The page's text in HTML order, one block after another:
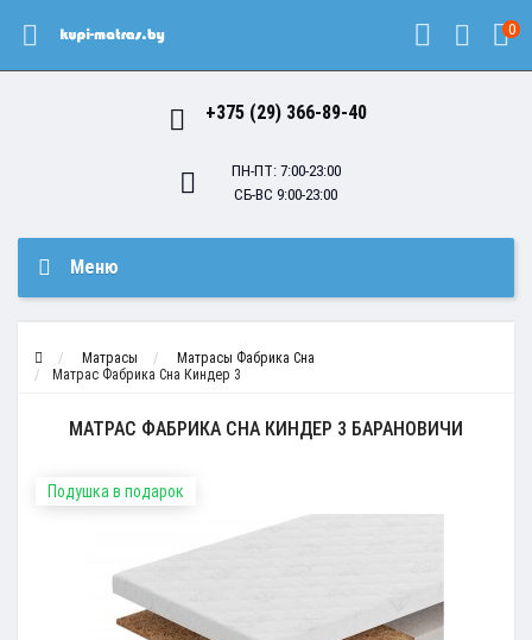
0
+375 (29) 366-89-40
ПН-ПТ: 7:00-23:00
СБ-ВС 9:00-23:00
Меню
Матрасы
Матрасы Фабрика Сна
Матрас Фабрика Сна Киндер 3
МАТРАС ФАБРИКА СНА КИНДЕР 3 БАРАНОВИЧИ
Подушка в подарок